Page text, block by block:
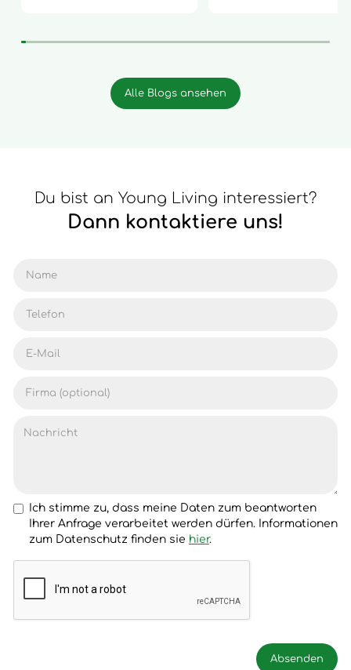
Alle Blogs ansehen
Du bist an Young Living interessiert?
Dann kontaktiere uns!
Ich stimme zu, dass meine Daten zum beantworten
Ihrer Anfrage verarbeitet werden dürfen. Informationen
zum Datenschutz finden sie hier.